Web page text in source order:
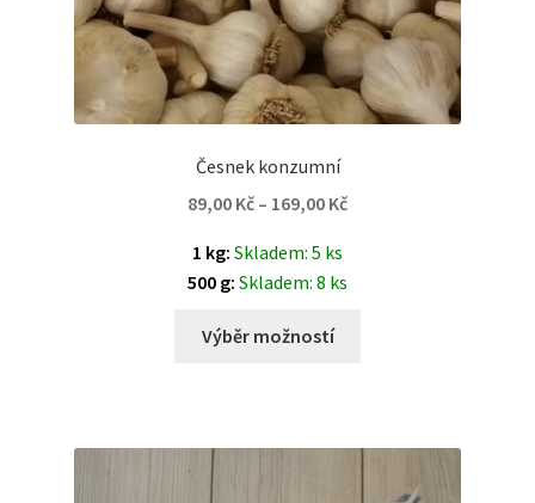
Česnek konzumní
89,00 Kč – 169,00 Kč
1 kg: Skladem: 5 ks
500 g: Skladem: 8 ks
Výběr možností